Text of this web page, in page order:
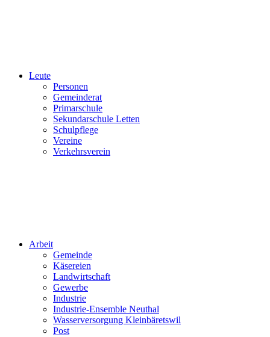
Leute
Personen
Gemeinderat
Primarschule
Sekundarschule Letten
Schulpflege
Vereine
Verkehrsverein
Arbeit
Gemeinde
Käsereien
Landwirtschaft
Gewerbe
Industrie
Industrie-Ensemble Neuthal
Wasserversorgung Kleinbäretswil
Post